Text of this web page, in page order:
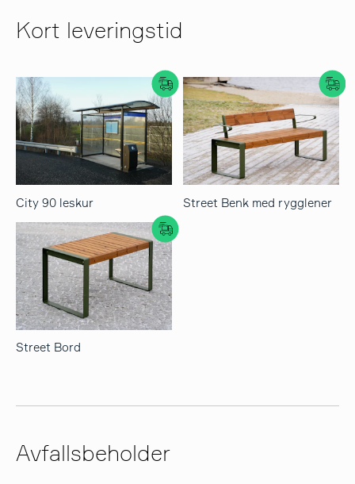
Kort leveringstid
City 90 leskur Street Benk med rygglener
Street Bord
Avfallsbeholder